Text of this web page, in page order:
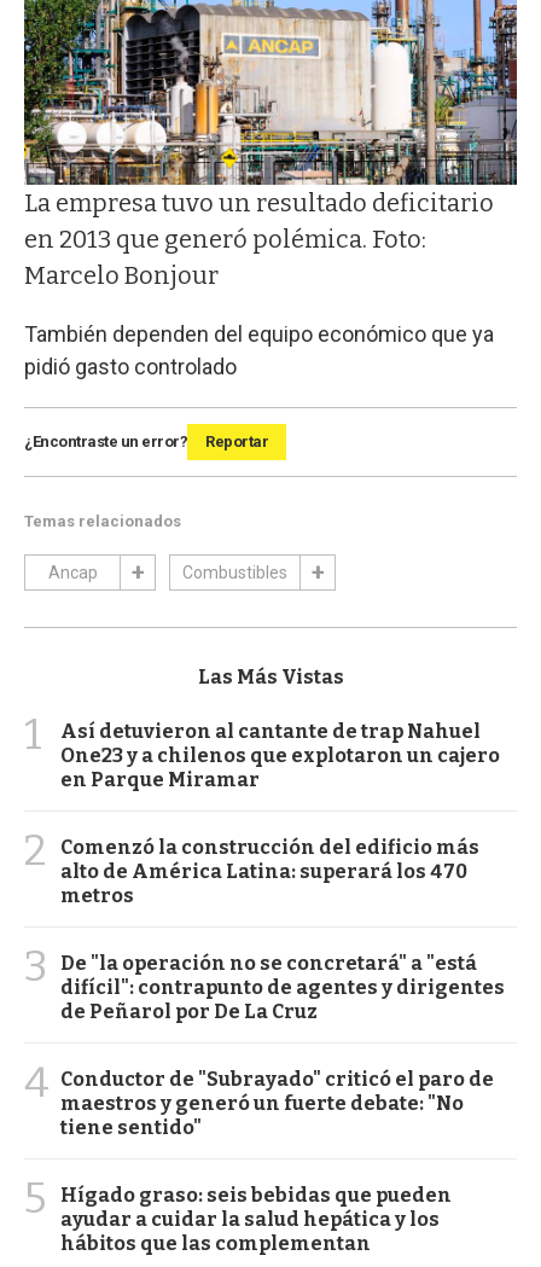
La empresa tuvo un resultado deficitario
en 2013 que generó polémica. Foto:
Marcelo Bonjour
También dependen del equipo económico que ya
pidió gasto controlado
¿Encontraste un error? Reportar
Temas relacionados
Ancap Combustibles
Las Más Vistas
1
Así detuvieron al cantante de trap Nahuel
One23 y a chilenos que explotaron un cajero
en Parque Miramar
2
Comenzó la construcción del edificio más
alto de América Latina: superará los 470
metros
3
De "la operación no se concretará" a "está
difícil": contrapunto de agentes y dirigentes
de Peñarol por De La Cruz
4 Conductor de "Subrayado" criticó el paro de
maestros y generó un fuerte debate: "No
tiene sentido"
5
Hígado graso: seis bebidas que pueden
ayudar a cuidar la salud hepática y los
hábitos que las complementan